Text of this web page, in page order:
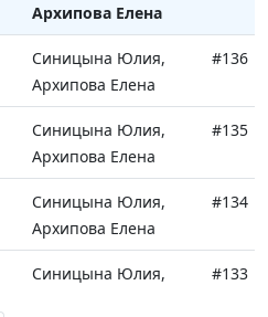
Архипова Елена
Синицына Юлия,
Архипова Елена
#136
Синицына Юлия,
Архипова Елена
#135
Синицына Юлия,
Архипова Елена
#134
Синицына Юлия,
#133